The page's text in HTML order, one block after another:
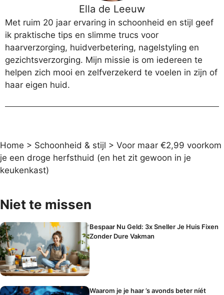
Ella de Leeuw
Met ruim 20 jaar ervaring in schoonheid en stijl geef
ik praktische tips en slimme trucs voor
haarverzorging, huidverbetering, nagelstyling en
gezichtsverzorging. Mijn missie is om iedereen te
helpen zich mooi en zelfverzekerd te voelen in zijn of
haar eigen huid.
Home > Schoonheid & stijl > Voor maar €2,99 voorkom
je een droge herfsthuid (en het zit gewoon in je
keukenkast)
Niet te missen
Bespaar Nu Geld: 3x Sneller Je Huis Fixen
Zonder Dure Vakman
Waarom je je haar ’s avonds beter níét